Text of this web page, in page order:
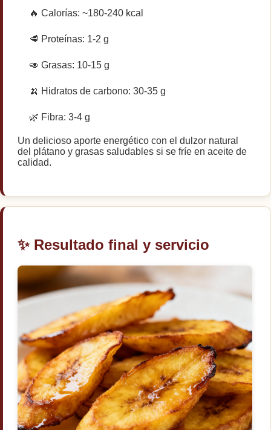
🔥 Calorías: ~180-240 kcal
🥩 Proteínas: 1-2 g
🥑 Grasas: 10-15 g
🍌 Hidratos de carbono: 30-35 g
🌿 Fibra: 3-4 g
Un delicioso aporte energético con el dulzor natural
del plátano y grasas saludables si se fríe en aceite de
calidad.
✨ Resultado final y servicio